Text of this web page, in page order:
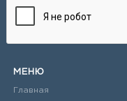
МЕНЮ
Главная